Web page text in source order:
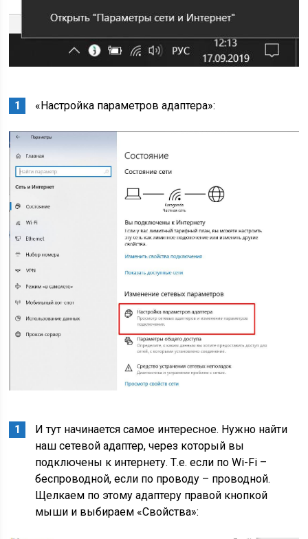
«Настройка параметров адаптера»:
И тут начинается самое интересное. Нужно найти
наш сетевой адаптер, через который вы
подключены к интернету. Т.е. если по Wi-Fi –
беспроводной, если по проводу – проводной.
Щелкаем по этому адаптеру правой кнопкой
мыши и выбираем «Свойства»: